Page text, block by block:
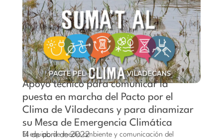
Apoyo técnico para comunicar la
puesta en marcha del Pacto por el
Clima de Viladecans y para dinamizar
su Mesa de Emergencia Climática
14 de abril de 2022
El equipo de medio ambiente y comunicación del